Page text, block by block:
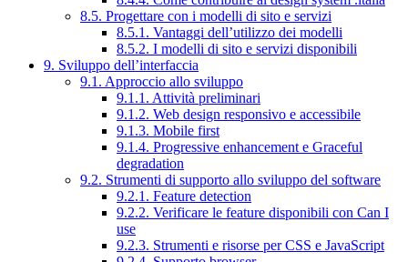
8.5. Progettare con i modelli di sito e servizi
8.5.1. Vantaggi dell’utilizzo dei modelli
8.5.2. I modelli di sito e servizi disponibili
9. Sviluppo dell’interfaccia
9.1. Approccio allo sviluppo
9.1.1. Attività preliminari
9.1.2. Web design responsivo e accessibile
9.1.3. Mobile first
9.1.4. Progressive enhancement e Graceful
degradation
9.2. Strumenti di supporto allo sviluppo del software
9.2.1. Feature detection
9.2.2. Verificare le feature disponibili con Can I
use
9.2.3. Strumenti e risorse per CSS e JavaScript